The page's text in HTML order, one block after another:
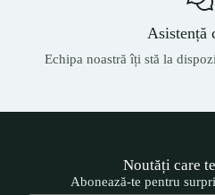
Asistență
Echipa noastră îți stă la
Noutăți care
Abonează-te pentru